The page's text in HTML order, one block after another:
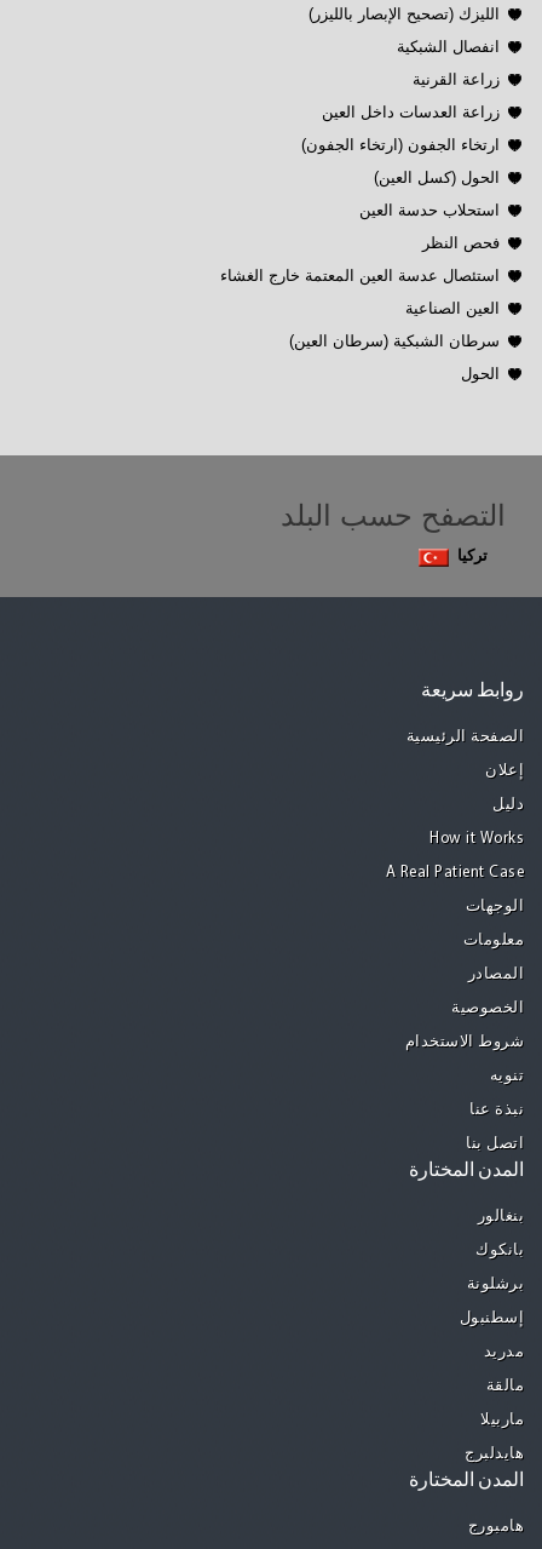
الليزك (تصحيح الإبصار بالليزر)
انفصال الشبكية
زراعة القرنية
زراعة العدسات داخل العين
ارتخاء الجفون (ارتخاء الجفون)
الحول (كسل العين)
استحلاب حدسة العين
فحص النظر
استئصال عدسة العين المعتمة خارج الغشاء
العين الصناعية
سرطان الشبكية (سرطان العين)
الحول
التصفح حسب البلد
تركيا
روابط سريعة
الصفحة الرئيسية
إعلان
دليل
How it Works
A Real Patient Case
الوجهات
معلومات
المصادر
الخصوصية
شروط الاستخدام
تنويه
نبذة عنا
اتصل بنا
المدن المختارة
بنغالور
بانكوك
برشلونة
إسطنبول
مدريد
مالقة
ماربيلا
هايدلبرج
المدن المختارة
هامبورج